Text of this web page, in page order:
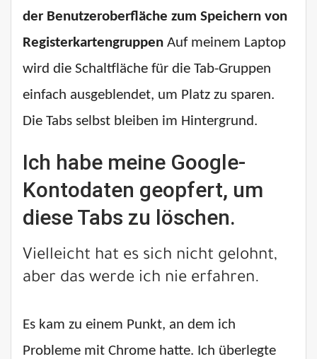
der Benutzeroberfläche zum Speichern von
Registerkartengruppen Auf meinem Laptop
wird die Schaltfläche für die Tab-Gruppen
einfach ausgeblendet, um Platz zu sparen.
Die Tabs selbst bleiben im Hintergrund.
Ich habe meine Google-
Kontodaten geopfert, um
diese Tabs zu löschen.
Vielleicht hat es sich nicht gelohnt,
aber das werde ich nie erfahren.
Es kam zu einem Punkt, an dem ich
Probleme mit Chrome hatte. Ich überlegte